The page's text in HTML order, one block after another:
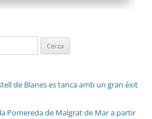
de Blanes es tanca amb un gran èxit
Pomereda de Malgrat de Mar a partir